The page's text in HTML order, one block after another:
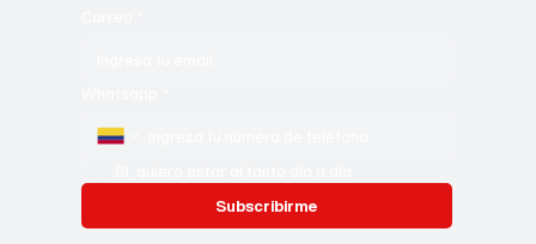
Subscribirme